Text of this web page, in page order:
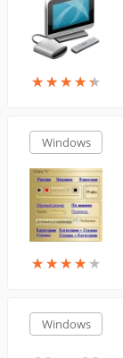
★★★★★
★★★★★
Windows
★★★★★
★★★★★
Windows